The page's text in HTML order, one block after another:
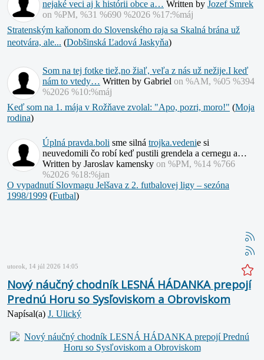
nejaké veci aj k histórii obce a… Written by Jozef Smrek
on %PM, %31 %690 %2026 %17:%máj
Stratenským kaňonom do Slovenského raja sa Skalná brána už
neotvára, ale... (Dobšinská Ľadová Jaskyňa)
Som na tej fotke tiež,no žiaľ, veľa z nás už nežije.I keď
nám to vtedy… Written by Gabriel on %AM, %05 %394
%2026 %10:%máj
Keď som na 1. mája v Rožňave zvolal: "Apo, pozri, moro!" (Moja
rodina)
Úplná pravda.boli sme silná trojka.vedenie si
neuvedomili čo robí keď pustili grendela a cernegu a…
Written by Jaroslav kamensky on %PM, %14 %766
%2026 %18:%jan
O vypadnutí Slovmagu Jelšava z 2. futbalovej ligy – sezóna
1998/1999 (Futbal)
utorok, 14 júl 2026 14:05
Nový náučný chodník LESNÁ HÁDANKA prepojí
Prednú Horu so Sysľoviskom a Obroviskom
Napísal(a) J. Ulický